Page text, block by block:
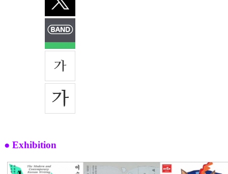
● Exhibition